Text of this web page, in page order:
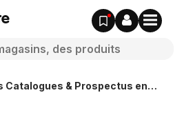
Catalogues & Prospectus en